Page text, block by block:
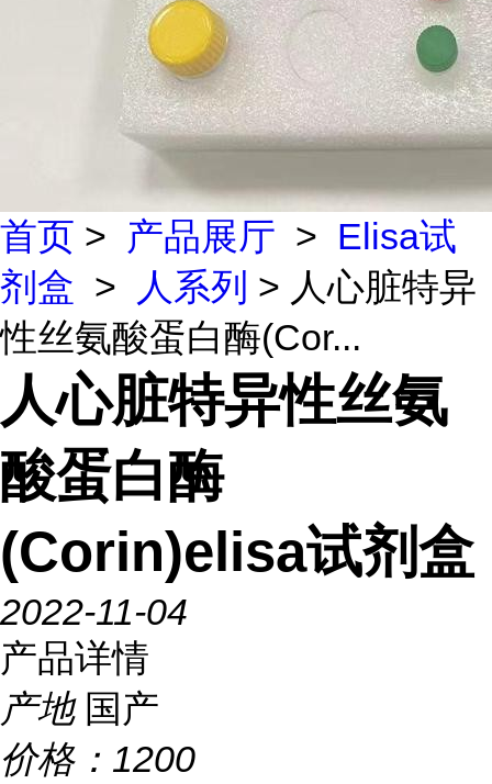
首页 > 产品展厅 > Elisa试
剂盒 > 人系列 > 人心脏特异
性丝氨酸蛋白酶(Cor...
人心脏特异性丝氨
酸蛋白酶
(Corin)elisa试剂盒
2022-11-04
产品详情
产地 国产
价格： 1200